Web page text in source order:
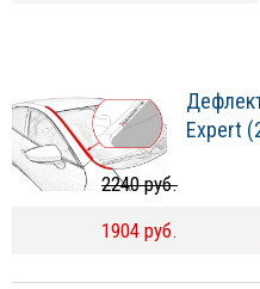
Expert
2240 руб.
1904 руб.